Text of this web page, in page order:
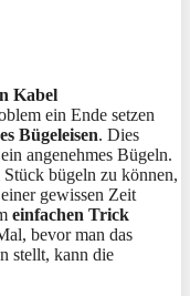
Kabel
ein Ende setzen
Bügeleisen. Dies
angenehmes Bügeln.
bügeln zu können,
gewissen Zeit
einfachen Trick
bevor man das
stellt, kann die